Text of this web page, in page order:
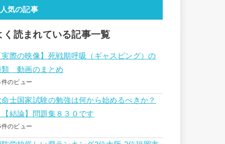
人気の記事
く読まれている記事一覧
実際の映像】死戦期呼吸（ギャスピング）の
類 動画のまとめ
のビュー
命士国家試験の勉強は何から始めるべきか？
結論】問題集８３０です
件のビュー